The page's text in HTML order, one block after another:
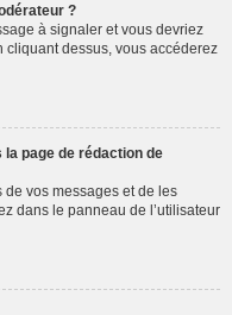
?
à signaler et vous devriez
cliquant dessus, vous accéderez
page de rédaction de
vos messages et de les
dans le panneau de l’utilisateur